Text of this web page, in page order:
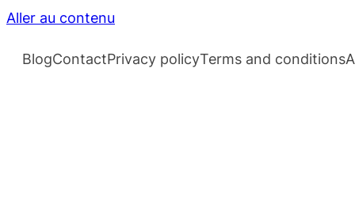
Aller au contenu
BlogContactPrivacy policyTerms and conditions